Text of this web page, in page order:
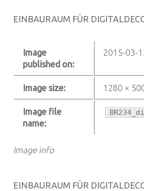
EINBAURAUM FÜR
Image info
Image
published on:
2015-03-
Image size: 1280 ×
Image file
name:
EINBAURAUM FÜR